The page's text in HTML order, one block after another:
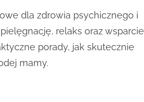
dla zdrowia psychicznego i
relaks oraz wsparcie
porady, jak skutecznie
mamy.